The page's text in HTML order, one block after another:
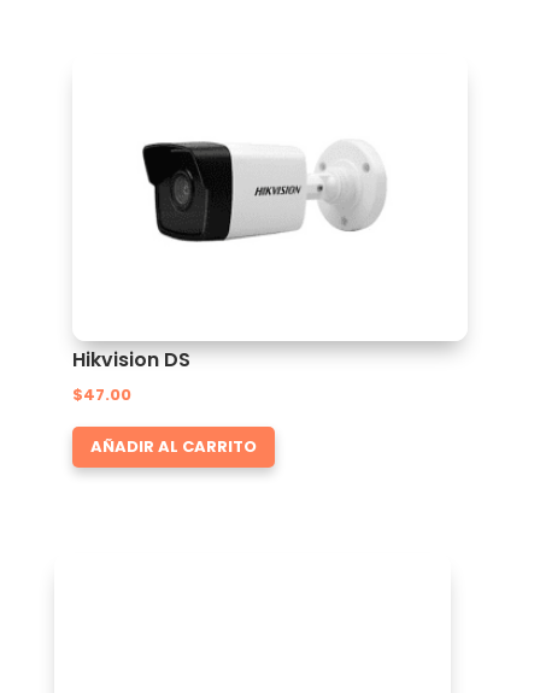
Hikvision DS
$47.00
AÑADIR AL CARRITO